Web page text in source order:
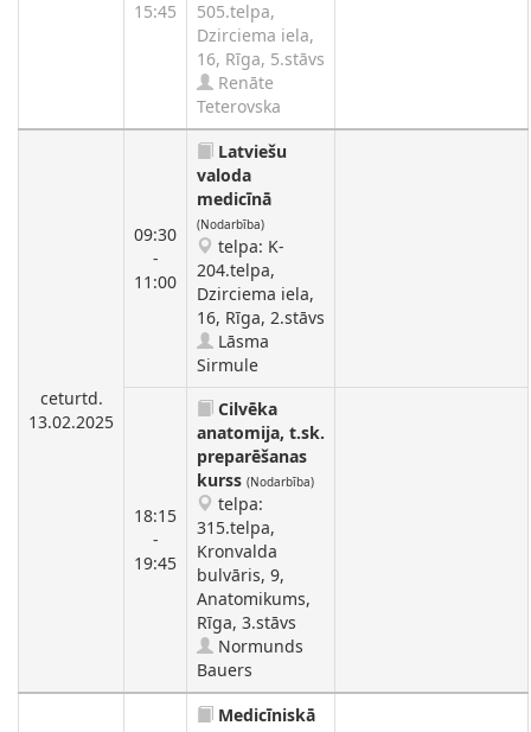
15:45
505.telpa,
Dzirciema iela,
16, Rīga, 5.stāvs
Renāte
Teterovska
ceturtd.
13.02.2025
09:30
-
11:00
Latviešu
valoda
medicīnā
(Nodarbība)
telpa: K-
204.telpa,
Dzirciema iela,
16, Rīga, 2.stāvs
Lāsma
Sirmule
18:15
-
19:45
Cilvēka
anatomija, t.sk.
preparēšanas
kurss (Nodarbība)
telpa:
315.telpa,
Kronvalda
bulvāris, 9,
Anatomikums,
Rīga, 3.stāvs
Normunds
Bauers
Medicīniskā